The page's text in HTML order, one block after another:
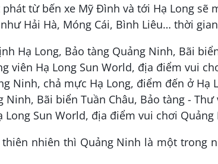
từ bến xe Mỹ Đình và tới Hạ Long sẽ
Hải Hà, Móng Cái, Bình Liêu… thời
nhiên thì Quảng Ninh là một trong